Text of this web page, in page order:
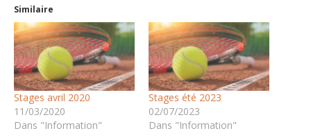
Similaire
Stages avril 2020
11/03/2020
Dans "Information"
Stages été 2023
02/07/2023
Dans "Information"